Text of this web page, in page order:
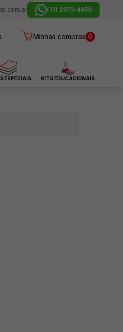
(11) 2373-4959
Minhas compras 0
ESPECIAIS KITS EDUCACIONAIS